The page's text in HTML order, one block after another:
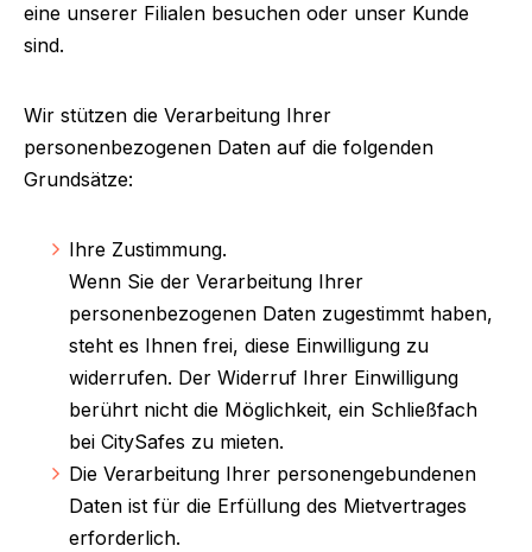
eine unserer Filialen besuchen oder unser Kunde
sind.
Wir stützen die Verarbeitung Ihrer
personenbezogenen Daten auf die folgenden
Grundsätze:
Ihre Zustimmung.
Wenn Sie der Verarbeitung Ihrer
personenbezogenen Daten zugestimmt haben,
steht es Ihnen frei, diese Einwilligung zu
widerrufen. Der Widerruf Ihrer Einwilligung
berührt nicht die Möglichkeit, ein Schließfach
bei CitySafes zu mieten.
Die Verarbeitung Ihrer personengebundenen
Daten ist für die Erfüllung des Mietvertrages
erforderlich.